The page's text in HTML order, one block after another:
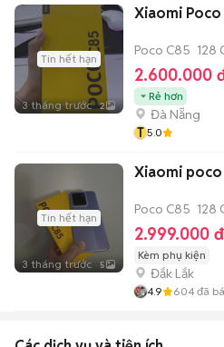
Tin hết hạn
3 tháng trước 2
Xiaomi Poco
Poco C85 128
2.600.000
Rẻ hơn
Đà Nẵng
T 5.0
Tin hết hạn
3 tháng trước 5
Xiaomi
Poco C85 128
2.999.000 đ
Kèm phụ kiện
Đắk Lắk
4.9 604 đã